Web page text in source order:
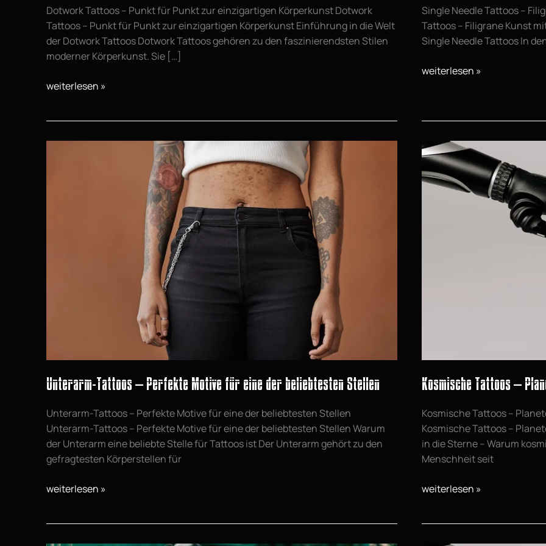
Dotwork Tattoos – Punkt für Punkt zur einzigartigen Körperkunst Dotwork
Tattoos – Punkt für Punkt zur einzigartigen Körperkunst Einführung in die Welt
der Dotwork Tattoos Dotwork Tattoos gehören zu den faszinierendsten Stilen
moderner Körperkunst. Sie […]
weiterlesen »
Single Needle Tattoos –
Tattoos – Filigrane Kunst
Single Needle Tattoos In
weiterlesen »
Unterarm-Tattoos – Perfekte Motive für eine der beliebtesten Stellen
Unterarm-Tattoos – Perfekte Motive für eine der beliebtesten Stellen
Unterarm-Tattoos – Perfekte Motive für eine der beliebtesten Stellen Warum
der Unterarm eine beliebte Stelle für Tattoos ist Der Unterarm gehört zu den
gefragtesten Körperstellen für
weiterlesen »
Kosmische Tattoos –
Kosmische Tattoos –
Kosmische Tattoos –
in die Sterne – Warum
Menschheit seit
Kosmische
Tattoos
–
Planeten,
weiterlesen »